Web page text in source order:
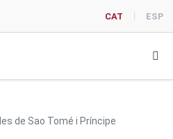
CAT ESP
Illes de Sao Tomé i Príncipe